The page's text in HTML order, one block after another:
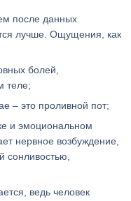
после данных
лучше. Ощущения, как
болей,
теле;
– это проливной пот;
и эмоциональном
нервное возбуждение,
сонливостью,
ведь человек